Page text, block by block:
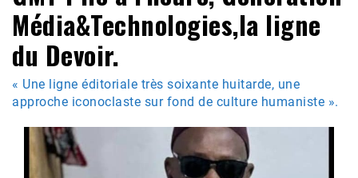
Média&Technologies,la ligne
du Devoir.
« Une ligne éditoriale très soixante huitarde, une
approche iconoclaste sur fond de culture humaniste ».